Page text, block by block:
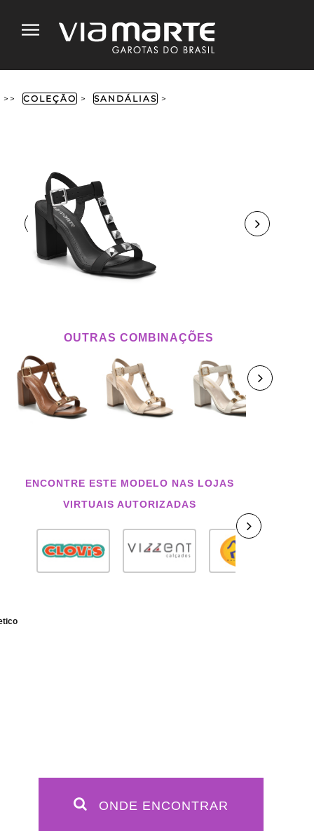
>> COLEÇÃO > SANDÁLIAS >
OUTRAS COMBINAÇÕES
ENCONTRE ESTE MODELO NAS LOJAS
VIRTUAIS AUTORIZADAS
ONDE ENCONTRAR